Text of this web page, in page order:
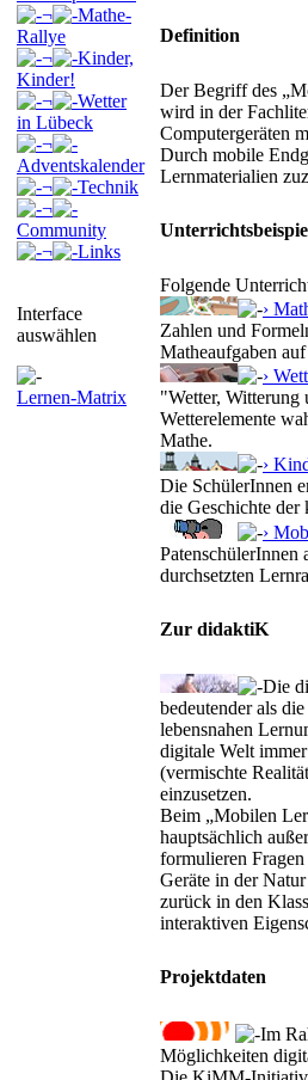
¬
Mathe-
Rallye
¬
Kinder,
Kinder!
¬
Wetter
in Lübeck
¬
Adventskalender
¬
Technik
¬
Community
¬
Links
Interface
auswählen
Lernen-Matrix
Definition
Der Begriff des
wird in der
Computergeräten
Durch mobile
Lernmaterialien
Folgende
›
Zahlen und
Matheaufgaben
›
"Wetter, Witterung
Wetterelemente
Mathe.
›
Die SchülerInnen
die Geschichte der
›
PatenschülerInnen
durchsetzten
Zur didaktiK
Die
bedeutender als
lebensnahen
digitale Welt
(vermischte
einzusetzen.
Beim „Mobilen
hauptsächlich
formulieren
Geräte in der
zurück in den
interaktiven
Projektdaten
Im
Möglichkeiten